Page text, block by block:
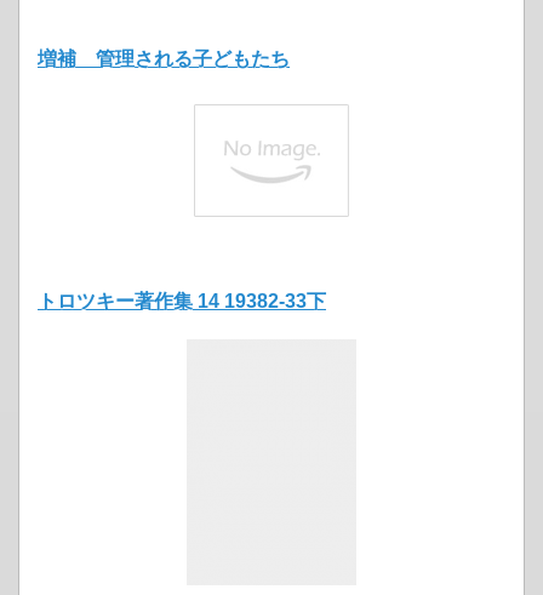
増補 管理される子どもたち
トロツキー著作集 14 19382-33下